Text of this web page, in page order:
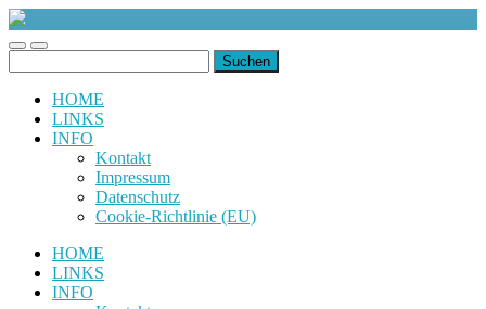
uiuiuiuiuiuiui.de
Toggle
mobile
Toggle
search
nach:
HOME
LINKS
INFO
Kontakt
Impressum
Datenschutz
Cookie-Richtlinie (EU)
HOME
LINKS
INFO